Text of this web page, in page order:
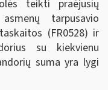
teikti praėjusių
tarpusavio
(FR0528) ir
su kiekvienu
suma yra lygi